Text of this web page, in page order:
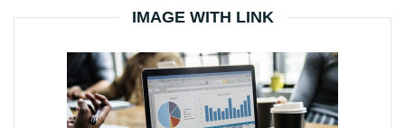
IMAGE WITH LINK